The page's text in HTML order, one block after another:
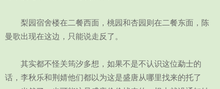
梨园宿舍楼在二餐西面，桃园和杏园则在二餐东面，陈
曼歌出现在这边，只能说走反了。
其实都不怪关筠汐多想，如果不是不认识这位勐士的
话，李秋乐和荆婧他们都以为这是盛唐从哪里找来的托了